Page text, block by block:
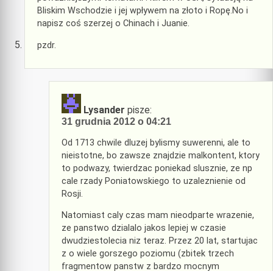
Bliskim Wschodzie i jej wpływem na złoto i Ropę.No i
napisz coś szerzej o Chinach i Juanie.
pzdr.
Lysander pisze:
31 grudnia 2012 o 04:21
Od 1713 chwile dluzej bylismy suwerenni, ale to
nieistotne, bo zawsze znajdzie malkontent, ktory
to podwazy, twierdzac poniekad slusznie, ze np
cale rzady Poniatowskiego to uzaleznienie od
Rosji.
Natomiast caly czas mam nieodparte wrazenie,
ze panstwo dzialalo jakos lepiej w czasie
dwudziestolecia niz teraz. Przez 20 lat, startujac
z o wiele gorszego poziomu (zbitek trzech
fragmentow panstw z bardzo mocnym